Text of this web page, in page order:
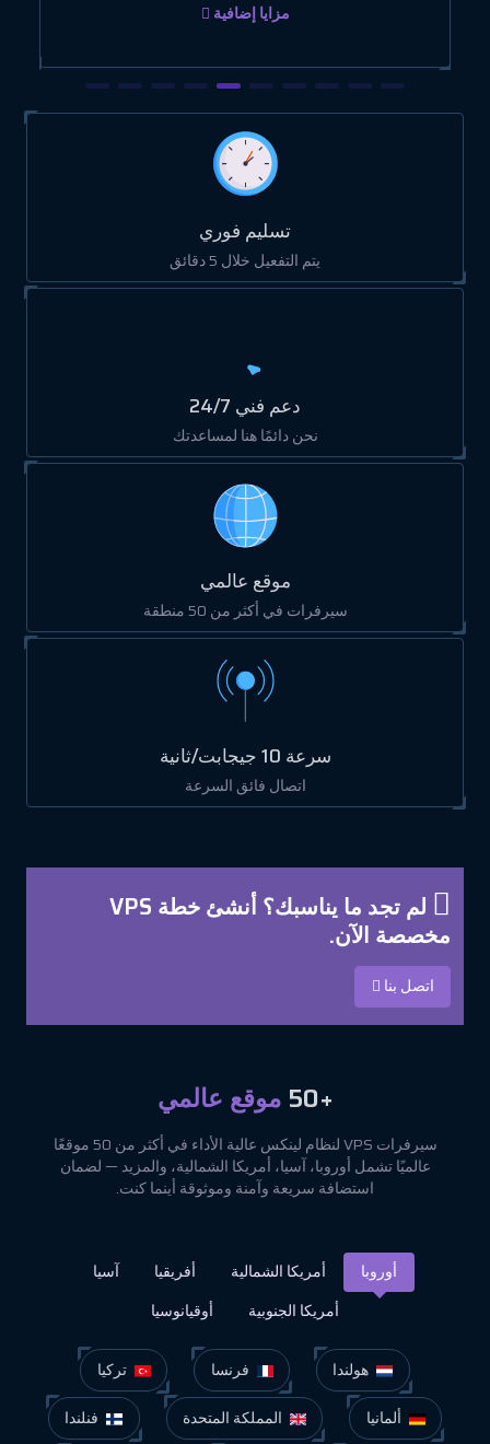
مزايا إضافية
تسليم فوري
يتم التفعيل خلال 5 دقائق
دعم فني 24/7
نحن دائمًا هنا لمساعدتك
موقع عالمي
سيرفرات في أكثر من 50 منطقة
سرعة 10 جيجابت/ثانية
اتصال فائق السرعة
لم تجد ما يناسبك؟ أنشئ خطة VPS
مخصصة الآن.
اتصل بنا
+50 موقع عالمي
سيرفرات VPS لنظام لينكس عالية الأداء في أكثر من 50 موقعًا
عالميًا تشمل أوروبا، آسيا، أمريكا الشمالية، والمزيد — لضمان
استضافة سريعة وآمنة وموثوقة أينما كنت.
أوروبا أمريكا الشمالية أفريقيا
آسيا
أمريكا الجنوبية
أوقيانوسيا
هولندا فرنسا
تركيا
ألمانيا
المملكة المتحدة فنلندا